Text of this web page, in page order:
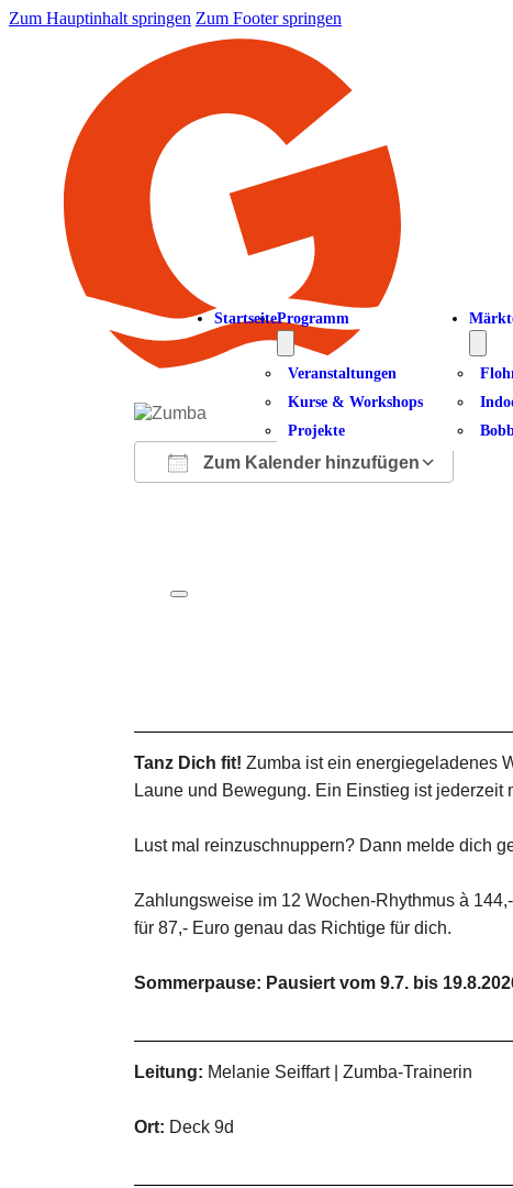
Zum Hauptinhalt springen Zum Footer springen
StartseiteProgramm
Veranstaltungen
Kurse & Workshops
Projekte
Zum Kalender hinzufügen
Tanz Dich fit! Zumba ist ein energiegeladenes
Laune und Bewegung. Ein Einstieg ist jederzeit
Lust mal reinzuschnuppern? Dann melde dich
Zahlungsweise im 12 Wochen-Rhythmus à
für 87,- Euro genau das Richtige für dich.
Sommerpause: Pausiert vom 9.7. bis
Leitung: Melanie Seiffart | Zumba-Trainerin
Ort: Deck 9d